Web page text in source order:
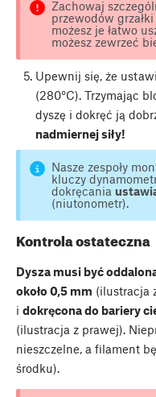
Zachowaj
przewodów
możesz je łatwo
możesz zewrzeć
Upewnij się, że
(280°C). Trzymając
dyszę i dokręć ją
nadmiernej siły!
Nasze zespoły
kluczy
dokręcania
(niutonometr).
Kontrola ostateczna
Dysza musi być
około 0,5 mm (ilustracja
i dokręcona do bariery
(ilustracja z prawej).
nieszczelne, a filament
środku).